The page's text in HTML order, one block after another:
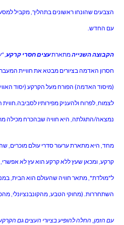
הצבעים שהונחו ראשונים בתהליך, מקביל
עם החדש.
הקבוצה השנייהמתארתעצים חסרי קרקע ,
חסרון האדמה בציורים מבטא את חוויית
(מיסוד האדמה) הפורח מעל הקרקע (יסוד
לצמוח, לפרוח ולהעניק מפירותיו
נמצאה/התגלתה, היא חוויה שבהכרח מכילה
מחד, היא מתארת ערעור סדרי עולם מוכרים,
קרקע, ומכאן שעץ ללא קרקע הוא עץ לא
ל"מולדת", מתאר חוויה שהעולם הוא הבית,
השתחררות. (מחוקי הטבע, מהקונבנציונלי,
עם הזמן, החלה להופיע בציורי העצים גם